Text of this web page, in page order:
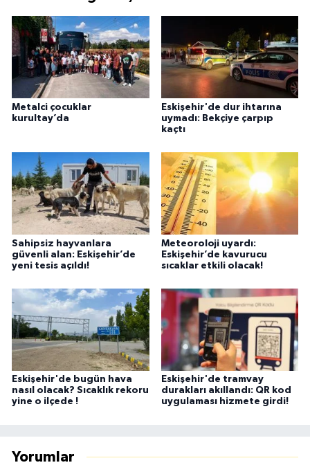
Metalci çocuklar
kurultay’da
Eskişehir'de dur ihtarına
uymadı: Bekçiye çarpıp
kaçtı
Sahipsiz hayvanlara
güvenli alan: Eskişehir’de
yeni tesis açıldı!
Meteoroloji uyardı:
Eskişehir’de kavurucu
sıcaklar etkili olacak!
Eskişehir'de bugün hava
nasıl olacak? Sıcaklık rekoru
yine o ilçede !
Eskişehir'de tramvay
durakları akıllandı: QR kod
uygulaması hizmete girdi!
Yorumlar